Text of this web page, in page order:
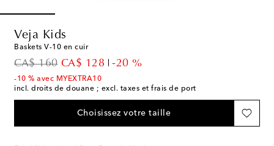
Veja Kids
Baskets V-10 en cuir
CA$ 160
original priceCA$ 128
discount price
-20 %
-10 % avec MYEXTRA10
incl. droits de douane ; excl. taxes et frais de port
Choisissez votre taille